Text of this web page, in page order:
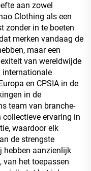
aan zowel
Clothing als een
zonder in te boeten
merken vandaag de
maar een
van wereldwijde
internationale
en CPSIA in de
in de
team van branche-
ervaring in
waardoor elk
de strengste
hebben aanzienlijk
van het toepassen